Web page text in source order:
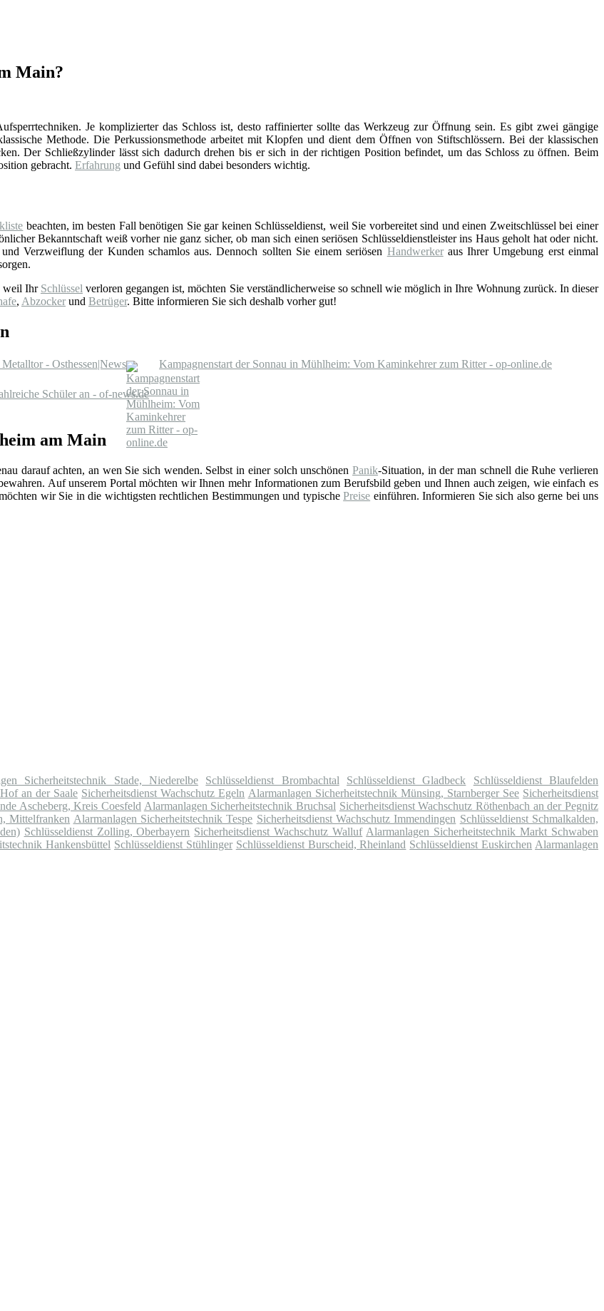
Main?
Je komplizierter das Schloss ist, desto raffinierter sollte das Werkzeug zur Öffnung sein. Es gibt zwei gängige
Methode. Die Perkussionsmethode arbeitet mit Klopfen und dient dem Öffnen von Stiftschlössern. Bei der klassischen
Der Schließzylinder lässt sich dadurch drehen bis er sich in der richtigen Position befindet, um das Schloss zu öffnen. Beim
gebracht. Erfahrung und Gefühl sind dabei besonders wichtig.
beachten, im besten Fall benötigen Sie gar keinen Schlüsseldienst, weil Sie vorbereitet sind und einen Zweitschlüssel bei einer
Bekanntschaft weiß vorher nie ganz sicher, ob man sich einen seriösen Schlüsseldienstleister ins Haus geholt hat oder nicht.
Verzweiflung der Kunden schamlos aus. Dennoch sollten Sie einem seriösen Handwerkeraus Ihrer Umgebung erst einmal
weil Ihr Schlüssel verloren gegangen ist, möchten Sie verständlicherweise so schnell wie möglich in Ihre Wohnung zurück. In dieser
, Abzocker und Betrüger. Bitte informieren Sie sich deshalb vorher gut!
- Osthessen|News Kampagnenstart der Sonnau in Mühlheim: Vom Kaminkehrer zum Ritter - op-online.de
Schüler an - of-news.de
am Main
darauf achten, an wen Sie sich wenden. Selbst in einer solch unschönenPanik-Situation, in der man schnell die Ruhe verlieren
Auf unserem Portal möchten wir Ihnen mehr Informationen zum Berufsbild geben und Ihnen auch zeigen, wie einfach es
wir Sie in die wichtigsten rechtlichen Bestimmungen und typischePreise einführen. Informieren Sie sich also gerne bei uns
Sicherheitstechnik Stade, Niederelbe Schlüsseldienst Brombachtal Schlüsseldienst Gladbeck
Schlüsseldienst Blaufelden
an der Saale Sicherheitsdienst Wachschutz Egeln Alarmanlagen Sicherheitstechnik Münsing, Starnberger See Sicherheitsdienst
Ascheberg, Kreis Coesfeld Alarmanlagen Sicherheitstechnik Bruchsal Sicherheitsdienst Wachschutz Röthenbach an der Pegnitz
Mittelfranken Alarmanlagen Sicherheitstechnik Tespe Sicherheitsdienst Wachschutz Immendingen Schlüsseldienst Schmalkalden,
Schlüsseldienst Zolling, Oberbayern Sicherheitsdienst Wachschutz Walluf Alarmanlagen Sicherheitstechnik Markt Schwaben
Hankensbüttel Schlüsseldienst Stühlinger Schlüsseldienst Burscheid, Rheinland Schlüsseldienst Euskirchen Alarmanlagen